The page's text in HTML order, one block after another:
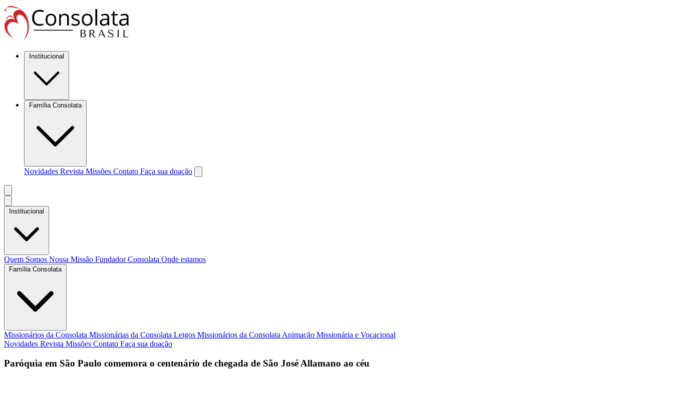
Institucional
Família Consolata
Novidades Revista Missões Contato Faça sua doação
Institucional
Quem Somos Nossa Missão FundadorConsolata Onde estamos
Família Consolata
Missionários da Consolata Missionárias da Consolata Leigos Missionários da Consolata Animação Missionária e Vocacional
Novidades Revista Missões Contato Faça sua doação
Paróquia em São Paulo comemora o centenário de chegada de São José Allamano ao céu